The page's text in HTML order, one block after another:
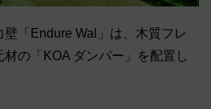
「Endure Wal」は、木質フレ
の「KOA ダンパー」を配置し